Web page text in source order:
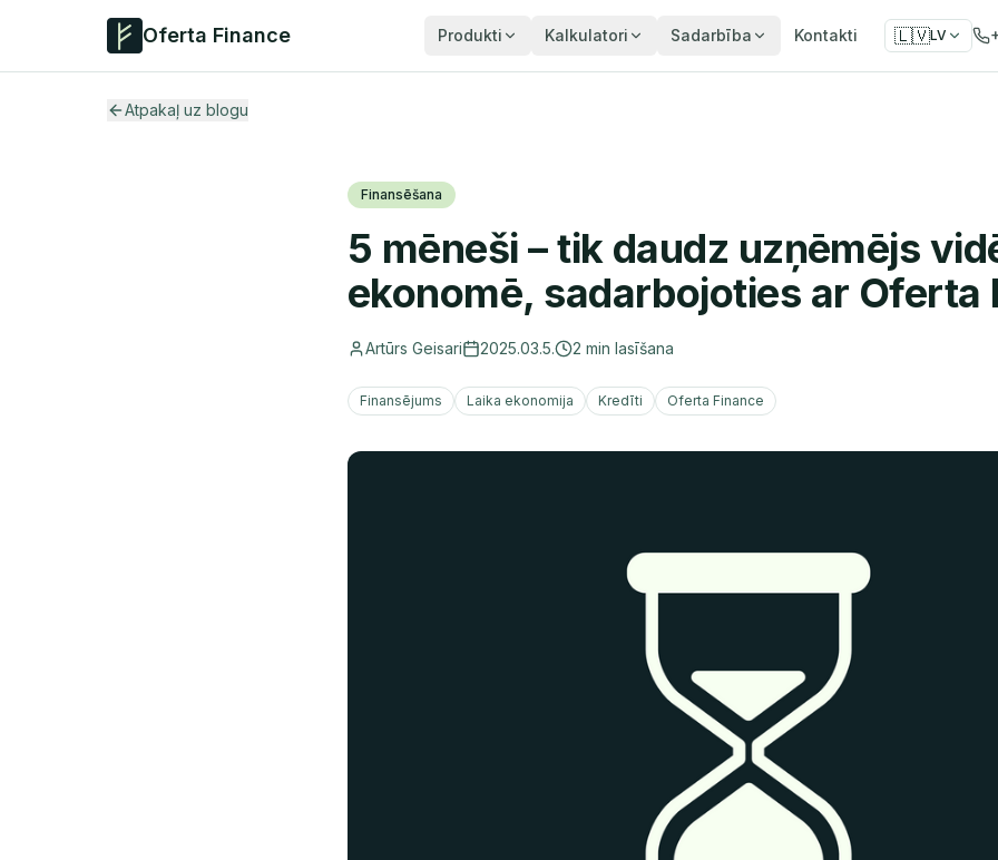
Oferta Finance Produkti Kalkulatori Sadarbība Kontakti 🇱🇻LV
Atpakaļ uz blogu
Finansēšana
5 mēneši – tik daudz uzņēmējs
ekonomē, sadarbojoties ar Oferta
Artūrs Geisari 2025.03.5. 2 min lasīšana
Finansējums Laika ekonomija Kredīti Oferta Finance